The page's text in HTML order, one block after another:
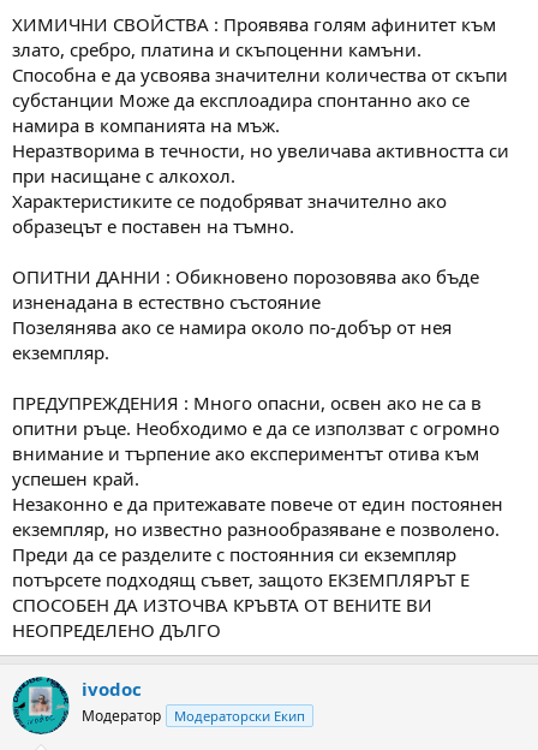
ХИМИЧНИ СВОЙСТВА : Проявява голям афинитет към
злато, сребро, платина и скъпоценни камъни.
Способна е да усвоява значителни количества от скъпи
субстанции Може да експлоадира спонтанно ако се
намира в компанията на мъж.
Неразтворима в течности, но увеличава активността си
при насищане с алкохол.
Характеристиките се подобряват значително ако
образецът е поставен на тъмно.
ОПИТНИ ДАННИ : Обикновено порозовява ако бъде
изненадана в естествно състояние
Позелянява ако се намира около по-добър от нея
екземпляр.
ПРЕДУПРЕЖДЕНИЯ : Много опасни, освен ако не са в
опитни ръце. Необходимо е да се използват с огромно
внимание и търпение ако експериментът отива към
успешен край.
Незаконно е да притежавате повече от един постоянен
екземпляр, но известно разнообразяване е позволено.
Преди да се разделите с постоянния си екземпляр
потърсете подходящ съвет, защото ЕКЗЕМПЛЯРЪТ Е
СПОСОБЕН ДА ИЗТОЧВА КРЪВТА ОТ ВЕНИТЕ ВИ
НЕОПРЕДЕЛЕНО ДЪЛГО
ivodoc
Модератор Модераторски Екип